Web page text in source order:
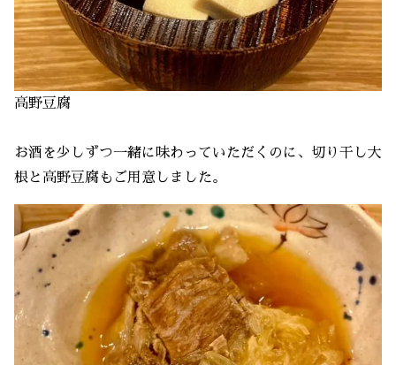
高野豆腐
お酒を少しずつ一緒に味わっていただくのに、切り干し大
根と高野豆腐もご用意しました。